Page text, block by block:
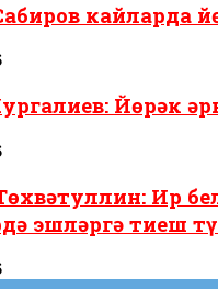
кайларда
Йөрәк
Ир
эшләргә тиеш